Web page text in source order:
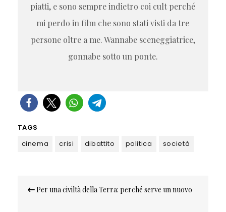
piatti, e sono sempre indietro coi cult perché
mi perdo in film che sono stati visti da tre
persone oltre a me. Wannabe sceneggiatrice,
gonnabe sotto un ponte.
TAGS
cinema
crisi dibattito politica società
Navigazione
Per una civiltà della Terra: perché serve un nuovo